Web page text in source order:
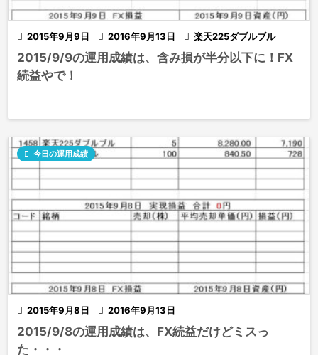
 2015年9月9日  2016年9月13日  楽天225ダブルブル
2015/9/9の運用成績は、含み損が半分以下に！FX
続益やで！
 2015年9月8日  2016年9月13日
 今日の運用成績
2015/9/8の運用成績は、FX続益だけどミスっ
た・・・